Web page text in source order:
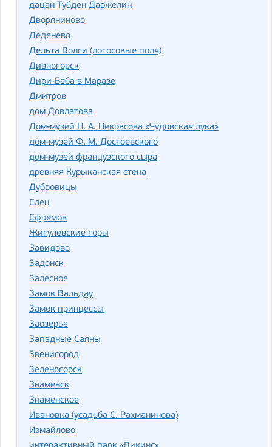
дацан Тубден Даржелин
Дворяниново
Деденево
Дельта Волги (лотосовые поля)
Дивногорск
Дири-Баба в Маразе
Дмитров
дом Довлатова
Дом-музей Н. А. Некрасова «Чудовская лука»
дом-музей Ф. М. Достоевского
дом-музей французского сыра
древняя Курыканская стена
Дубровицы
Елец
Ефремов
Жигулевские горы
Завидово
Задонск
Залесное
Замок Вальдау
Замок принцессы
Заозерье
Западные Саяны
Звенигород
Зеленогорск
Знаменск
Знаменское
Ивановка (усадьба С. Рахманинова)
Измайлово